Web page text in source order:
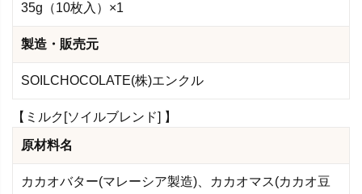
35g（10枚入）×1
製造・販売元
SOILCHOCOLATE(株)エンクル
【ミルク[ソイルブレンド] 】
原材料名
カカオバター(マレーシア製造)、カカオマス(カカオ豆